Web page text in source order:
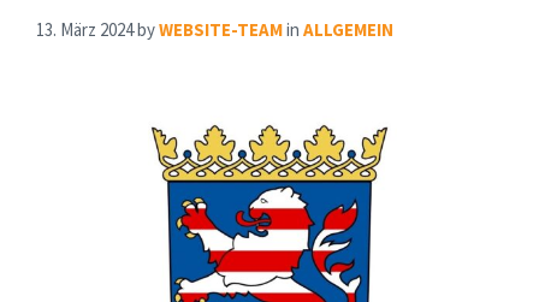
13. März 2024byWEBSITE-TEAMin ALLGEMEIN